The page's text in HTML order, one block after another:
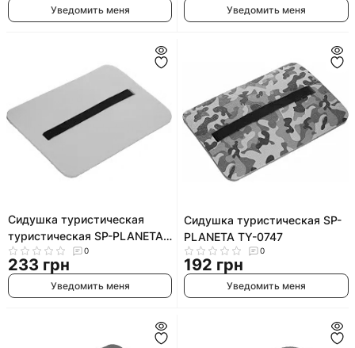
Уведомить меня Уведомить меня
Сидушка туристическая
туристическая SP-PLANETA
TY-3264 (Желтый)
0
233 грн
Уведомить меня
Сидушка туристическая SP-
PLANETA TY-0747
0
192 грн
Уведомить меня